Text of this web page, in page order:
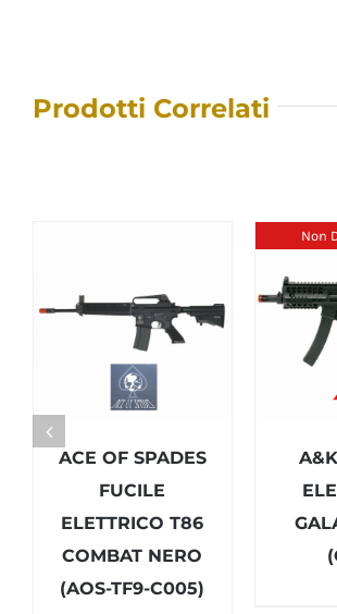
Prodotti Correlati
ACE OF SPADES
FUCILE
ELETTRICO T86
COMBAT NERO
(AOS-TF9-C005)
Non